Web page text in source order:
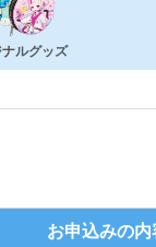
ナルグッズ
お申込みの内